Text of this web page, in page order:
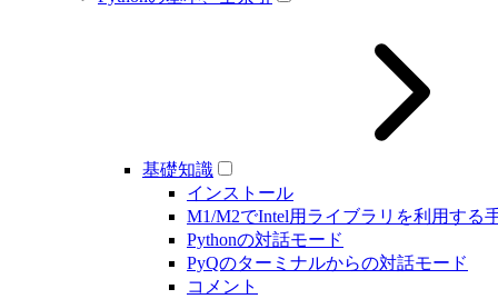
基礎知識
インストール
M1/M2でIntel用ライブラリを利用する
Pythonの対話モード
PyQのターミナルからの対話モード
コメント